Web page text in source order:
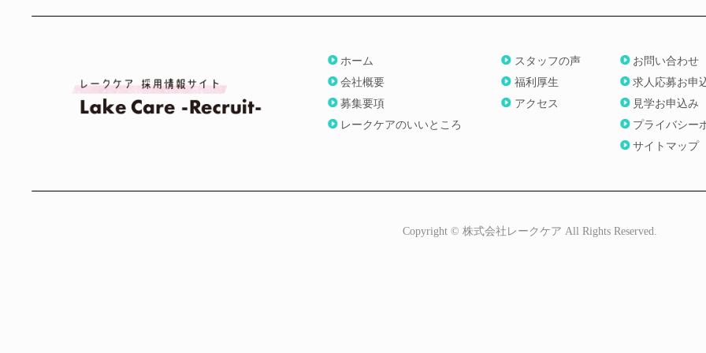
ホーム
会社概要
募集要項
レークケアのいいところ
スタッフの声
福利厚生
アクセス
お問い合わせ
求人応募お申
見学お申込み
プライバシー
サイトマップ
Copyright © 株式会社レークケア All Rights Reserved.